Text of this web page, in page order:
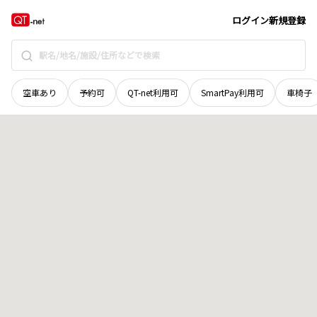
ログイン新規登録
空車あり 予約可 QT-net利用可 SmartPay利用可 車椅子
山口県